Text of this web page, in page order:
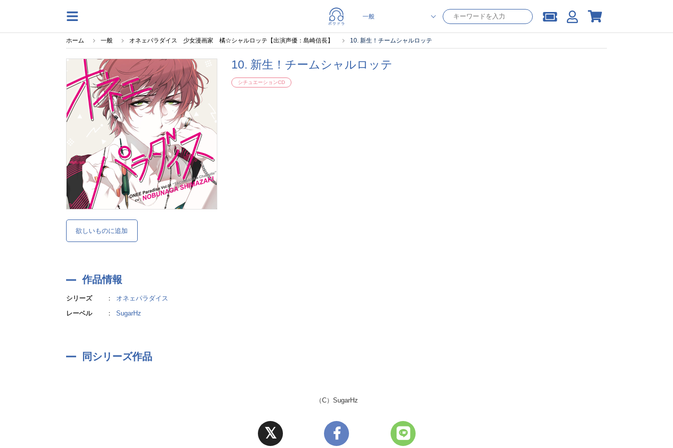
ホーム 一般 オネェパラダイス 少女漫画家 橘☆シャルロッテ【出演声優：島崎信長】 10. 新生！チームシャルロッテ
欲しいものに追加
10. 新生！チームシャルロッテ
シチュエーションCD
作品情報
シリーズ ：
オネェパラダイス
レーベル
： SugarHz
同シリーズ作品
（C）SugarHz